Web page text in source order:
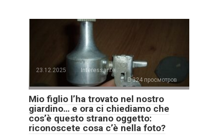
23.12.2025
Interessante
324 просмотров
Mio figlio l’ha trovato nel nostro
giardino… e ora ci chiediamo che
cos’è questo strano oggetto:
riconoscete cosa c’è nella foto?